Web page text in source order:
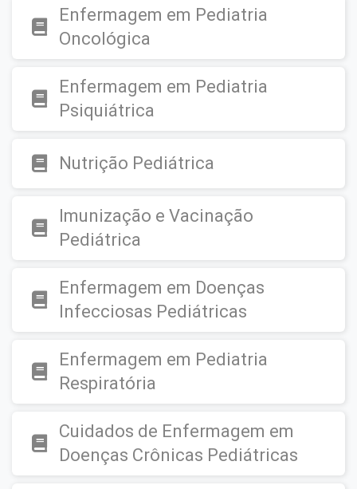
Enfermagem em Pediatria
Oncológica
Enfermagem em Pediatria
Psiquiátrica
Nutrição Pediátrica
Imunização e Vacinação
Pediátrica
Enfermagem em Doenças
Infecciosas Pediátricas
Enfermagem em Pediatria
Respiratória
Cuidados de Enfermagem em
Doenças Crônicas Pediátricas